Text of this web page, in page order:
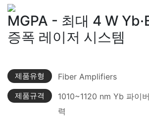
MGPA - 최대 4 W
증폭 레이저 시스템
제품유형 Fiber Amplifiers
제품규격
1010~1120 nm Yb 파이
력